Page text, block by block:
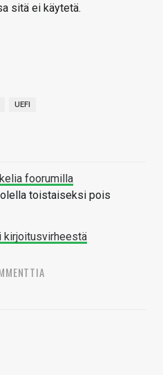
sitä ei käytetä.
UEFI
foorumilla
toistaiseksi pois
kirjoitusvirheestä